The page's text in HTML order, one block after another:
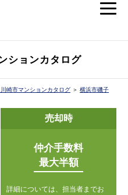
ションカタログ
崎市マンションカタログ ＞ 横浜市磯子
売却時
仲介手数料
最大半額
詳細については、担当者までお